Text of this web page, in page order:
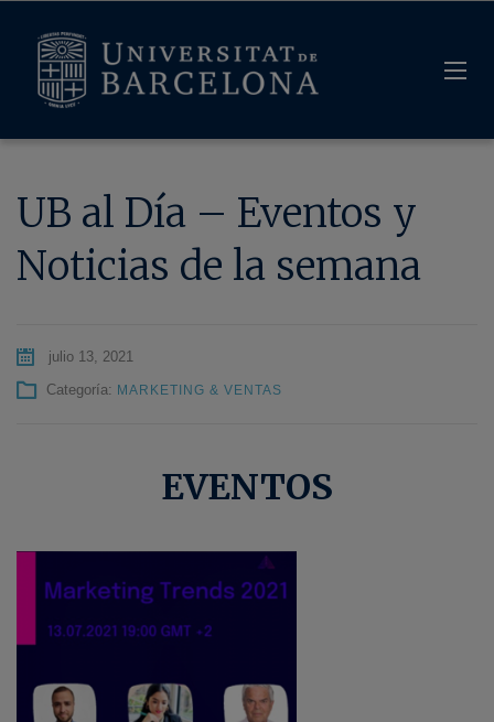
UB al Día – Eventos y
Noticias de la semana
julio 13, 2021
Categoría: MARKETING & VENTAS
EVENTOS